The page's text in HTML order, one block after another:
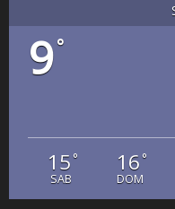
9°
15°
SAB
16°
DOM